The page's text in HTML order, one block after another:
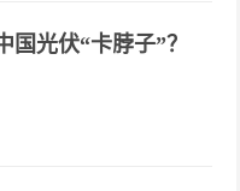
光伏“卡脖子”？